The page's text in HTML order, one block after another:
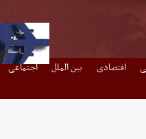
اقتصادی بین الملل اجتماعی